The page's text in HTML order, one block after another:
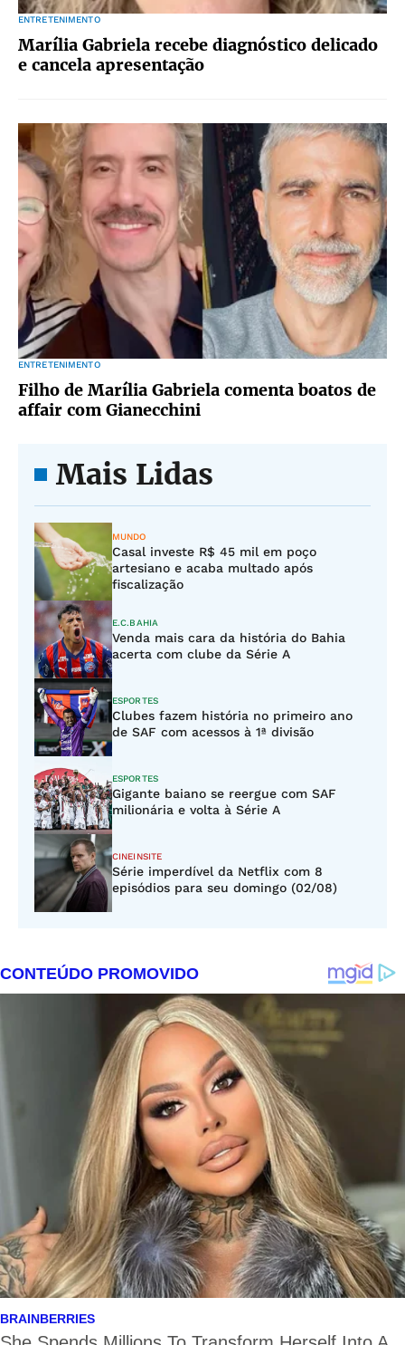
ENTRETENIMENTO
Marília Gabriela recebe diagnóstico delicado
e cancela apresentação
ENTRETENIMENTO
Filho de Marília Gabriela comenta boatos de
affair com Gianecchini
Mais Lidas
MUNDO
Casal investe R$ 45 mil em poço
artesiano e acaba multado após
fiscalização
E.C.BAHIA
Venda mais cara da história do Bahia
acerta com clube da Série A
ESPORTES
Clubes fazem história no primeiro ano
de SAF com acessos à 1ª divisão
ESPORTES
Gigante baiano se reergue com SAF
milionária e volta à Série A
CINEINSITE
Série imperdível da Netflix com 8
episódios para seu domingo (02/08)